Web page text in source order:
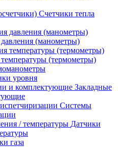
Счетчики тепла
(манометры)
(термометры)
уровня
Закладные
Системы
Датчики
газа